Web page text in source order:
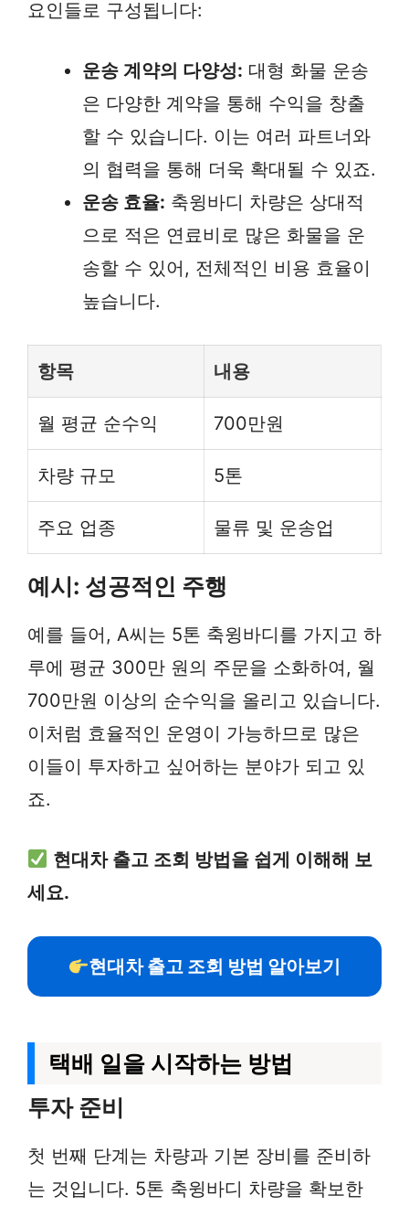
요인들로 구성됩니다:
운송 계약의 다양성: 대형 화물 운송
은 다양한 계약을 통해 수익을 창출
할 수 있습니다. 이는 여러 파트너와
의 협력을 통해 더욱 확대될 수 있죠.
운송 효율: 축윙바디 차량은 상대적
으로 적은 연료비로 많은 화물을 운
송할 수 있어, 전체적인 비용 효율이
높습니다.
항목 내용
월 평균 순수익 700만원
차량 규모 5톤
주요 업종 물류 및 운송업
예시: 성공적인 주행
예를 들어, A씨는 5톤 축윙바디를 가지고 하
루에 평균 300만 원의 주문을 소화하여, 월
700만원 이상의 순수익을 올리고 있습니다.
이처럼 효율적인 운영이 가능하므로 많은
이들이 투자하고 싶어하는 분야가 되고 있
죠.
현대차 출고 조회 방법을 쉽게 이해해 보
세요.
현대차 출고 조회 방법 알아보기
택배 일을 시작하는 방법
투자 준비
첫 번째 단계는 차량과 기본 장비를 준비하
는 것입니다. 5톤 축윙바디 차량을 확보한